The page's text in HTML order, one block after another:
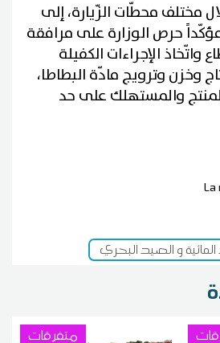
مختلف محطّات الزّيارة، إلى
حرص الوزارة على مرافقة
واتّخاذ الإجراءات الكفيلة
وخزن وترويج مادّة البطاطا،
والمستهلك على حد
المائية و الصيد البحري
متفرقات